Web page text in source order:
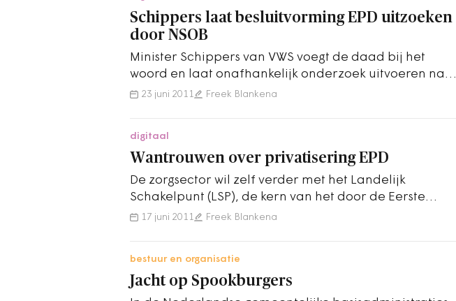
Schippers laat besluitvorming EPD uitzoeken
door NSOB
Minister Schippers van VWS voegt de daad bij het
woord en laat onafhankelijk onderzoek uitvoeren naar
hoe het EPD-debacle heeft kunnen…
23 juni 2011 Freek Blankena
digitaal
Wantrouwen over privatisering EPD
De zorgsector wil zelf verder met het Landelijk
Schakelpunt (LSP), de kern van het door de Eerste
Kamer weggestemde Elektronisch…
17 juni 2011 Freek Blankena
bestuur en organisatie
Jacht op Spookburgers